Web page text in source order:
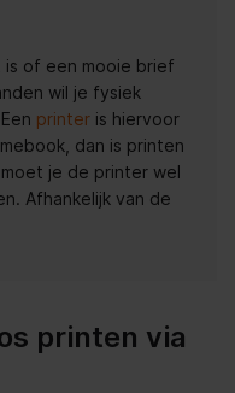
of een mooie brief
wil je fysiek
printer is hiervoor
dan is printen
je de printer wel
Afhankelijk van de
printen via